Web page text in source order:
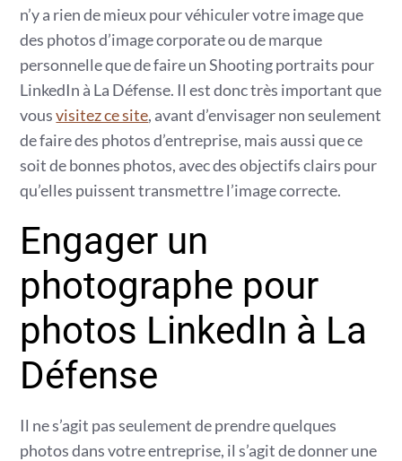
n’y a rien de mieux pour véhiculer votre image que
des photos d’image corporate ou de marque
personnelle que de faire un Shooting portraits pour
LinkedIn à La Défense. Il est donc très important que
vousvisitez ce site, avant d’envisager non seulement
de faire des photos d’entreprise, mais aussi que ce
soit de bonnes photos, avec des objectifs clairs pour
qu’elles puissent transmettre l’image correcte.
Engager un
photographe pour
photos LinkedIn à La
Défense
Il ne s’agit pas seulement de prendre quelques
photos dans votre entreprise, il s’agit de donner une